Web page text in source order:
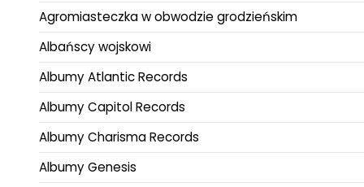
Agromiasteczka w obwodzie grodzieńskim
Albańscy wojskowi
Albumy Atlantic Records
Albumy Capitol Records
Albumy Charisma Records
Albumy Genesis